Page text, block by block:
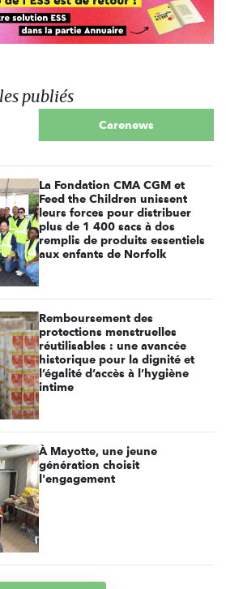
publiés
Carenews
La Fondation CMA CGM et
Feed the Children unissent
leurs forces pour distribuer
plus de 1 400 sacs à dos
remplis de produits essentiels
aux enfants de Norfolk
Remboursement des
protections menstruelles
réutilisables : une avancée
historique pour la dignité et
l’égalité d’accès à l’hygiène
intime
À Mayotte, une jeune
génération choisit
l'engagement